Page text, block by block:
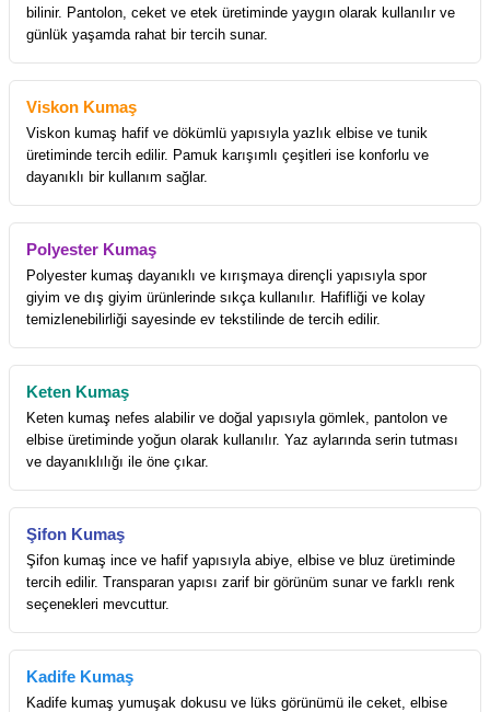
bilinir. Pantolon, ceket ve etek üretiminde yaygın olarak kullanılır ve
günlük yaşamda rahat bir tercih sunar.
Viskon Kumaş
Viskon kumaş hafif ve dökümlü yapısıyla yazlık elbise ve tunik
üretiminde tercih edilir. Pamuk karışımlı çeşitleri ise konforlu ve
dayanıklı bir kullanım sağlar.
Polyester Kumaş
Polyester kumaş dayanıklı ve kırışmaya dirençli yapısıyla spor
giyim ve dış giyim ürünlerinde sıkça kullanılır. Hafifliği ve kolay
temizlenebilirliği sayesinde ev tekstilinde de tercih edilir.
Keten Kumaş
Keten kumaş nefes alabilir ve doğal yapısıyla gömlek, pantolon ve
elbise üretiminde yoğun olarak kullanılır. Yaz aylarında serin tutması
ve dayanıklılığı ile öne çıkar.
Şifon Kumaş
Şifon kumaş ince ve hafif yapısıyla abiye, elbise ve bluz üretiminde
tercih edilir. Transparan yapısı zarif bir görünüm sunar ve farklı renk
seçenekleri mevcuttur.
Kadife Kumaş
Kadife kumaş yumuşak dokusu ve lüks görünümü ile ceket, elbise